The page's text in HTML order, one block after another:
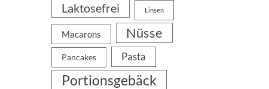
Laktosefrei Linsen
Macarons Nüsse
Pancakes Pasta
Portionsgebäck